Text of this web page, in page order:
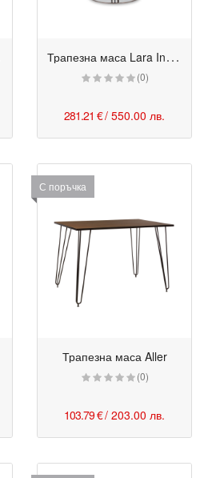
Т
рапезна маса Lara Inox MIX1100
(0)
281.21 €/ 550.00 лв.
С поръчка
Трапезна маса Aller
(0)
103.79 €/ 203.00 лв.